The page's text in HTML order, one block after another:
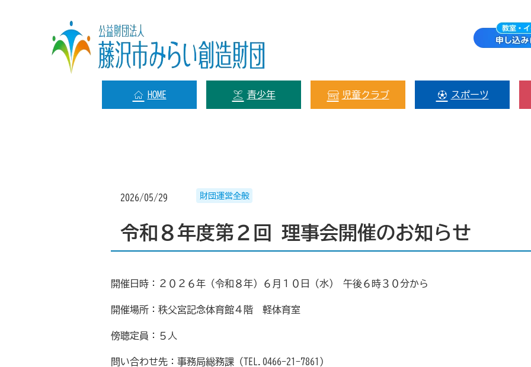
HOME 青少年 児童クラブ スポーツ
2026/05/29 財団運営全般
令和８年度第２回 理事会開催のお知らせ
開催日時：２０２６年（令和８年）６月１０日（水） 午後６時３０分から
開催場所：秩父宮記念体育館４階 軽体育室
傍聴定員：５人
問い合わせ先：事務局総務課（TEL.0466-21-7861）